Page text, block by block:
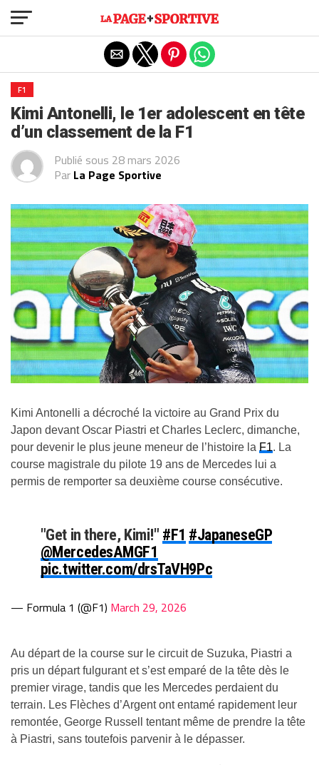
F1
Kimi Antonelli, le 1er adolescent en tête
d’un classement de la F1
Publié sous 28 mars 2026
Par La Page Sportive
Kimi Antonelli a décroché la victoire au Grand Prix du
Japon devant Oscar Piastri et Charles Leclerc, dimanche,
pour devenir le plus jeune meneur de l’histoire la F1. La
course magistrale du pilote 19 ans de Mercedes lui a
permis de remporter sa deuxième course consécutive.
"Get in there, Kimi!" #F1 #JapaneseGP
@MercedesAMGF1
pic.twitter.com/drsTaVH9Pc
— Formula 1 (@F1) March 29, 2026
Au départ de la course sur le circuit de Suzuka, Piastri a
pris un départ fulgurant et s’est emparé de la tête dès le
premier virage, tandis que les Mercedes perdaient du
terrain. Les Flèches d’Argent ont entamé rapidement leur
remontée, George Russell tentant même de prendre la tête
à Piastri, sans toutefois parvenir à le dépasser.
Exit mobile version